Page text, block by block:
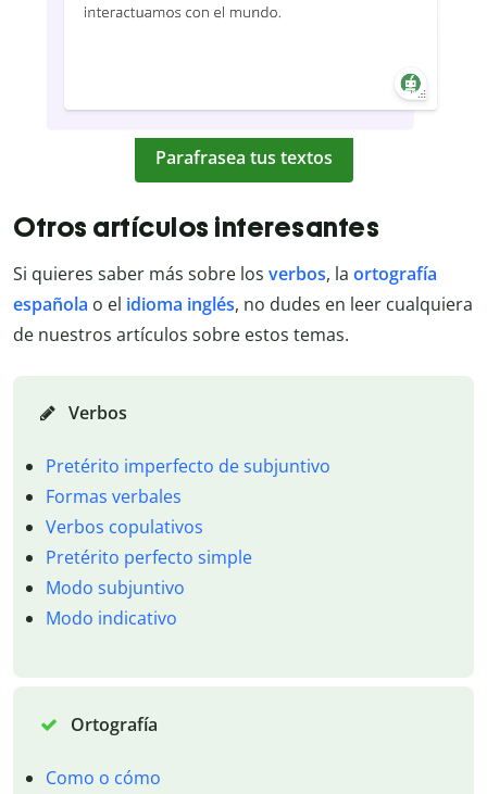
Parafrasea tus textos
Otros artículos interesantes
Si quieres saber más sobre los verbos, la ortografía
española o el idioma inglés, no dudes en leer cualquiera
de nuestros artículos sobre estos temas.
Verbos
Pretérito imperfecto de subjuntivo
Formas verbales
Verbos copulativos
Pretérito perfecto simple
Modo subjuntivo
Modo indicativo
Ortografía
Como o cómo